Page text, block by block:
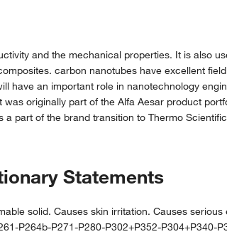
and the mechanical properties. It is also
carbon nanotubes have excellent
have an important role in nanotechnology
originally part of the Alfa Aesar product
part of the brand transition to Thermo
Statements
solid. Causes skin irritation. Causes
P264b-P271-P280-P302+P352-P304+P340-